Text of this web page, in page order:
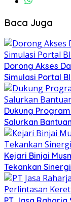
Baca Juga
Dorong Akses
Simulasi Portal
Dukung
Salurkan
Kejari Binjai
Tekankan